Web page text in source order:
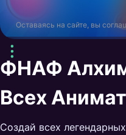
Оставаясь на сайте, вы
ФНАФ
Всех
Создай всех